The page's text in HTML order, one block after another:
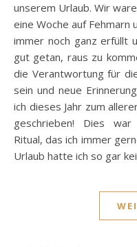
unserem Urlaub. Wir
eine Woche auf Fehmarn
immer noch ganz erfüllt
gut getan, raus zu
die Verantwortung für
sein und neue
ich dieses Jahr zum
geschrieben! Dies
Ritual, das ich immer
Urlaub hatte ich so gar